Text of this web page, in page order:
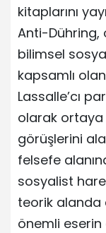
kitaplarını
Anti-Dühring,
bilimsel
kapsamlı
Lassalle’cı
olarak ortaya
görüşlerini
felsefe
sosyalist
teorik alanda
önemli eserin